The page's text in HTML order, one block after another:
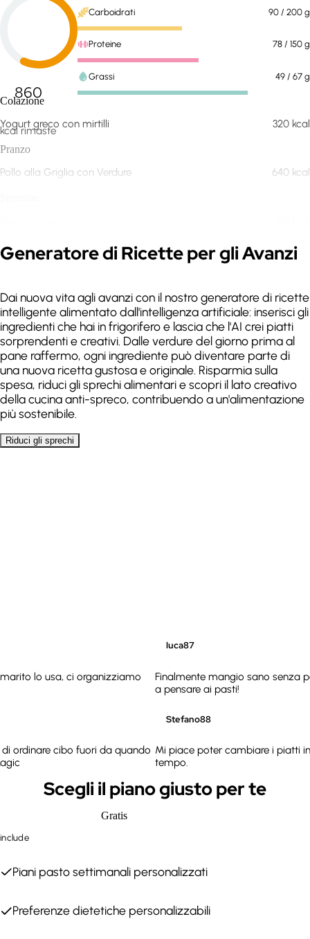
860
kcal rimaste
Carboidrati 90 / 200 g
Proteine 78 / 150 g
Grassi 49 / 67 g
Colazione
Yogurt greco con mirtilli 320 kcal
Pranzo
Pollo alla Griglia con Verdure 640 kcal
Aggiungi pasto
Generatore di Ricette per gli Avanzi
Dai nuova vita agli avanzi con il nostro generatore di ricette
intelligente alimentato dall'intelligenza artificiale: inserisci gli
ingredienti che hai in frigorifero e lascia che l'AI crei piatti
sorprendenti e creativi. Dalle verdure del giorno prima al
pane raffermo, ogni ingrediente può diventare parte di
una nuova ricetta gustosa e originale. Risparmia sulla
spesa, riduci gli sprechi alimentari e scopri il lato creativo
della cucina anti-spreco, contribuendo a un'alimentazione
più sostenibile.
Riduci gli sprechi
lo usa, ci organizziamo
luca87
Finalmente mangio sano senza
a pensare ai pasti!
ordinare cibo fuori da quando
Stefano88
Mi piace poter cambiare i piatti
tempo.
Scegli il piano giusto per te
Gratis
include
Piani pasto settimanali personalizzati
Preferenze dietetiche personalizzabili